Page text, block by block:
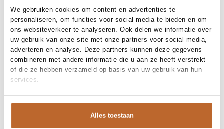
We gebruiken cookies om content en advertenties te
personaliseren, om functies voor social media te bieden en om
ons websiteverkeer te analyseren. Ook delen we informatie over
uw gebruik van onze site met onze partners voor social media,
adverteren en analyse. Deze partners kunnen deze gegevens
combineren met andere informatie die u aan ze heeft verstrekt
of die ze hebben verzameld op basis van uw gebruik van hun
services.
Alles toestaan